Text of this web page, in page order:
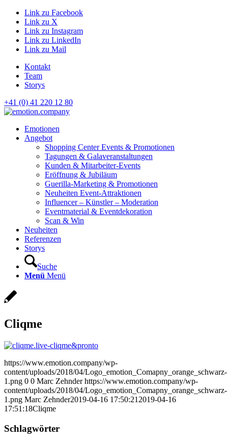
Link zu Facebook
Link zu X
Link zu Instagram
Link zu LinkedIn
Link zu Mail
Kontakt
Team
Storys
+41 (0) 41 220 12 80
Hauptnavigation
Emotionen
Angebot
Shopping Center Events & Promotionen
Tagungen & Galaveranstaltungen
Kunden & Mitarbeiter-Events
Eröffnung & Jubiläum
Guerilla-Marketing & Promotionen
Neuheiten Event-Attraktionen
Influencer – Künstler – Moderation
Eventmaterial & Eventdekoration
Scan & Win
Neuheiten
Referenzen
Storys
Suche
Menü Menü
Cliqme
https://www.emotion.company/wp-
content/uploads/2018/04/Logo_emotion_Comapny_orange_schwarz-
1.png 0 0 Marc Zehnder https://www.emotion.company/wp-
content/uploads/2018/04/Logo_emotion_Comapny_orange_schwarz-
1.png Marc Zehnder2019-04-16 17:50:21 2019-04-16
17:51:18Cliqme
Schlagwörter